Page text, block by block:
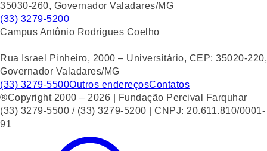
35030-260, Governador Valadares/MG
(33) 3279-5200
Campus Antônio Rodrigues Coelho
Rua Israel Pinheiro, 2000 – Universitário, CEP: 35020-220,
Governador Valadares/MG
(33) 3279-5500Outros endereçosContatos
®Copyright 2000 – 2026 | Fundação Percival Farquhar
(33) 3279-5500 / (33) 3279-5200 | CNPJ: 20.611.810/0001-
91